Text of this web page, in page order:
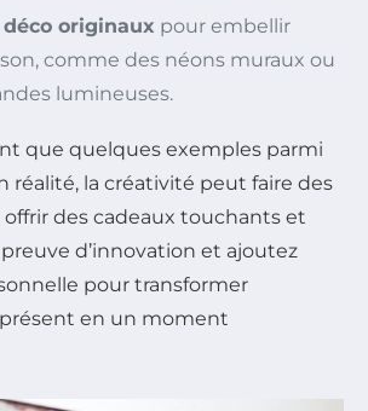
déco originaux pour embellir
comme des néons muraux ou
lumineuses.
que quelques exemples parmi
réalité, la créativité peut faire des
des cadeaux touchants et
d’innovation et ajoutez
pour transformer
en un moment